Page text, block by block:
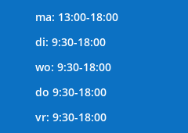
ma: 13:00-18:00
di: 9:30-18:00
wo: 9:30-18:00
do 9:30-18:00
vr: 9:30-18:00